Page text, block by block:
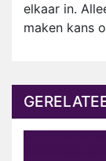
elkaar in.
maken kans